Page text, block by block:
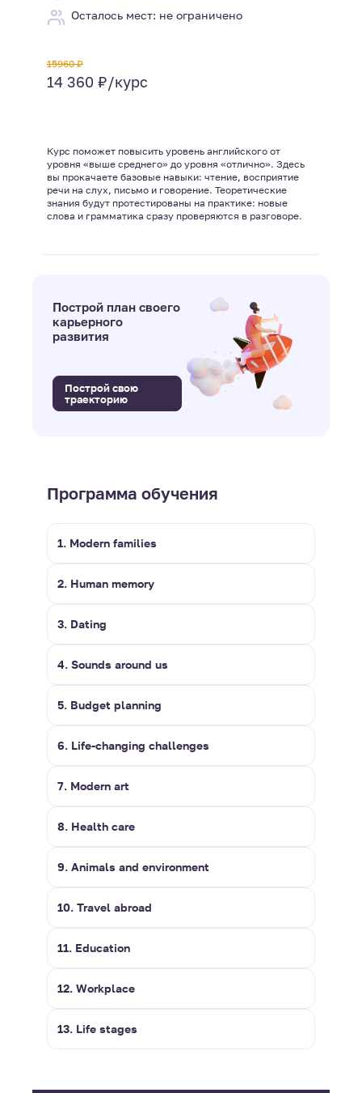
Осталось мест: не ограничено
15960 ₽
14 360 ₽/курс
Курс поможет повысить уровень английского от
уровня «выше среднего» до уровня «отлично». Здесь
вы прокачаете базовые навыки: чтение, восприятие
речи на слух, письмо и говорение. Теоретические
знания будут протестированы на практике: новые
слова и грамматика сразу проверяются в разговоре.
Построй план своего
карьерного
развития
Построй свою
траекторию
Программа обучения
1. Modern families
2. Human memory
3. Dating
4. Sounds around us
5. Budget planning
6. Life-changing challenges
7. Modern art
8. Health care
9. Animals and environment
10. Travel abroad
11. Education
12. Workplace
13. Life stages